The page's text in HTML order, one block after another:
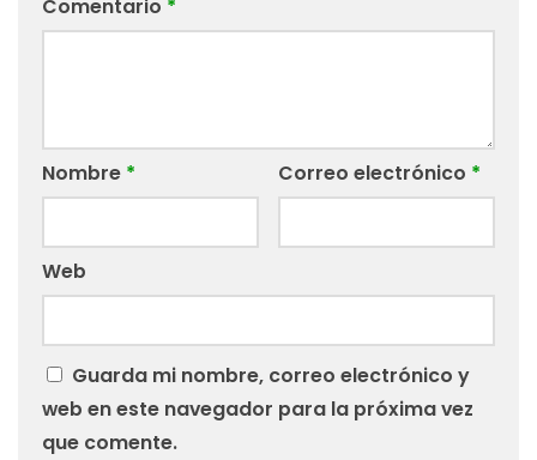
Comentario *
Nombre * Correo electrónico *
Web
Guarda mi nombre, correo electrónico y
web en este navegador para la próxima vez
que comente.